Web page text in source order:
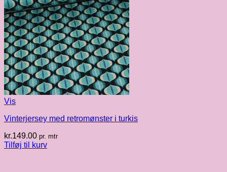
Vis
Vinterjersey med retromønster i turkis
kr.149.00 pr. mtr
Tilføj til kurv